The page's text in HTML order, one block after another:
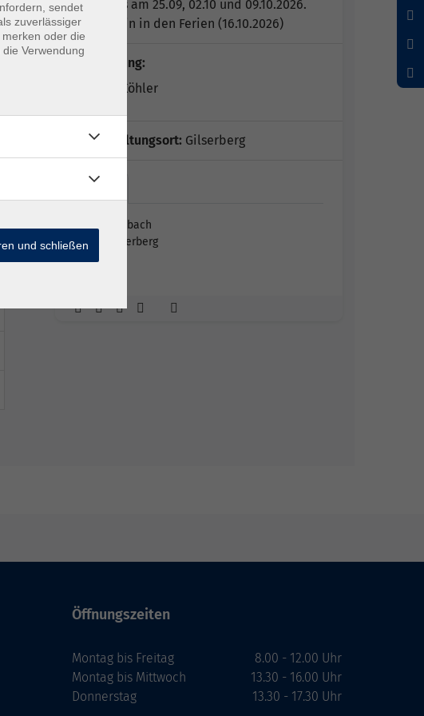
Kein Kurs am 25.09, 02.10 und 09.10.2026.
Ein Termin in den Ferien (16.10.2026)
Kursleitung:
Bettina Köhler
Veranstaltungsort: Gilserberg
DGH Heimbach
34630 Gilserberg
Öffnungszeiten
Montag bis Freitag
Montag bis Mittwoch
Donnerstag
8.00 - 12.00 Uhr
13.30 - 16.00 Uhr
13.30 - 17.30 Uhr
sendet
zuverlässiger
oder die
Verwendung
und schließen